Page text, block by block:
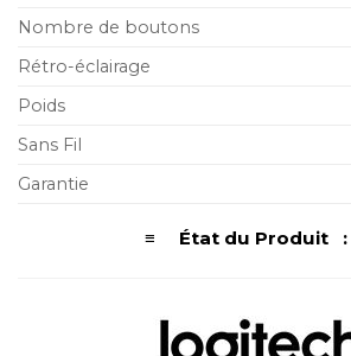
Nombre de boutons
Rétro-éclairage
Poids
Sans Fil
Garantie
≡ État du Produit :